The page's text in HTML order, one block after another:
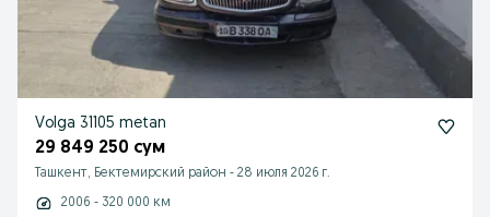
Volga 31105 metan
29 849 250 сум
Ташкент, Бектемирский район - 28 июля 2026 г.
2006 - 320 000 км